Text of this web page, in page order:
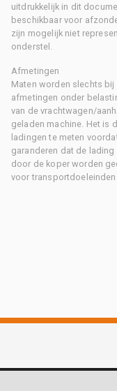
uitdrukkelijk in dit
beschikbaar voor
zijn mogelijk niet
onderstel.
Afmetingen
Maten worden slechts bij
afmetingen onder
van de vrachtwagen/
geladen machine. Het is
ladingen te meten
garanderen dat de
door de koper worden
voor transportdoeleinden.